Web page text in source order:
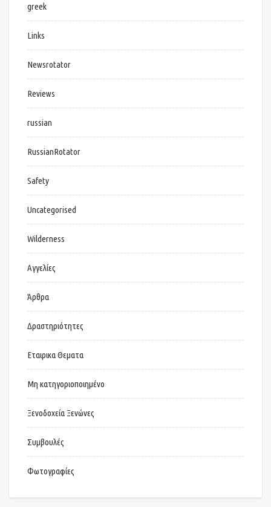
greek
Links
Newsrotator
Reviews
russian
RussianRotator
Safety
Uncategorised
Wilderness
Αγγελίες
Άρθρα
Δραστηριότητες
Εταιρικα Θεματα
Μη κατηγοριοποιημένο
Ξενοδοχεία Ξενώνες
Συμβουλές
Φωτογραφίες